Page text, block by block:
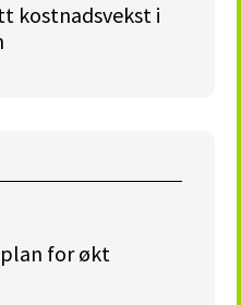
kostnadsvekst i
for økt